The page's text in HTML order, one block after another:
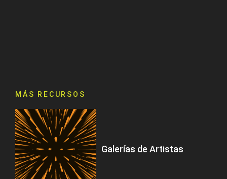
MÁS RECURSOS
Galerías de Artistas